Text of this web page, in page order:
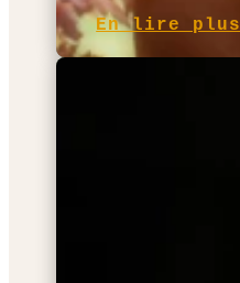
En lire plus